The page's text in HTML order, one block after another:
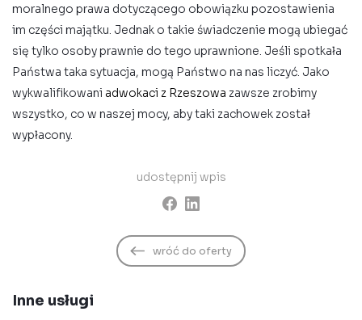
moralnego prawa dotyczącego obowiązku pozostawienia
im części majątku. Jednak o takie świadczenie mogą ubiegać
się tylko osoby prawnie do tego uprawnione. Jeśli spotkała
Państwa taka sytuacja, mogą Państwo na nas liczyć. Jako
wykwalifikowani adwokaci z Rzeszowa zawsze zrobimy
wszystko, co w naszej mocy, aby taki zachowek został
wypłacony.
wróć do oferty
udostępnij wpis
Inne usługi